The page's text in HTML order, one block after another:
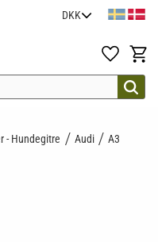
Favoritter
- Hundegitre Audi
A3